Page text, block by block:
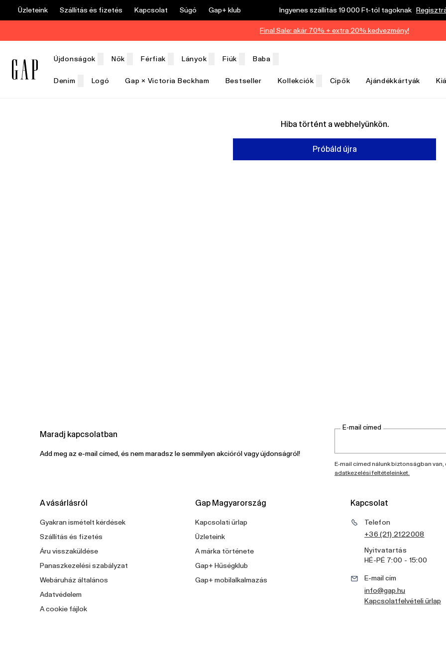
Üzleteink Szállítás és fizetés Kapcsolat Súgó Gap+ klub Ingyenes szállítás 19 000 Ft-tól tagoknak
Final Sale: akár 70% + extra 20% kedvezmény!
Újdonságok Nők Férfiak Lányok Fiúk Baba
Denim Logó Gap × Victoria Beckham Bestseller Kollekciók Cipők Ajándékkártyák
Hiba történt a webhelyünkön.
Próbáld újra
Maradj kapcsolatban
Add meg az e-mail címed, és nem maradsz le semmilyen akcióról vagy újdonságról!
E-mail címed
E-mail címed nálunk biztonságban van,
adatkezelési feltételeinket.
A vásárlásról
Gyakran ismételt kérdések
Szállítás és fizetés
Áru visszaküldése
Panaszkezelési szabályzat
Webáruház általános
Adatvédelem
A cookie fájlok
Gap Magyarország
Kapcsolati űrlap
Üzleteink
A márka története
Gap+ Hűségklub
Gap+ mobilalkalmazás
Kapcsolat
Telefon
+36 (21) 2122008
Nyitvatartás
HÉ-PÉ 7:00 - 15:00
E-mail cím
info@gap.hu
Kapcsolatfelvételi űrlap